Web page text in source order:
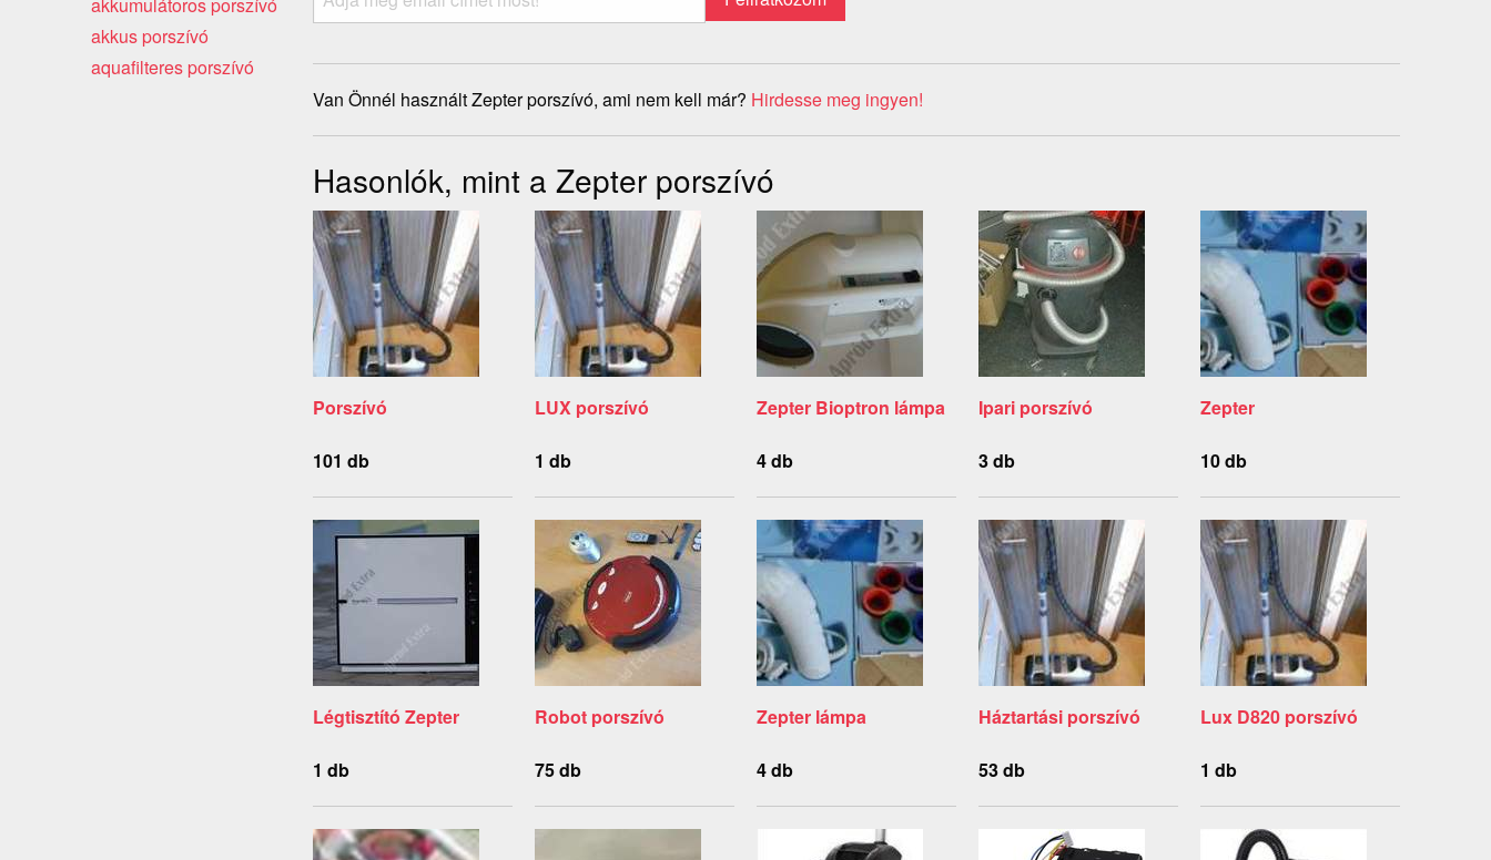
Van Önnél használt Zepter porszívó, ami nem kell már? Hirdesse meg ingyen!
Hasonlók, mint a Zepter porszívó
Porszívó
101 db
LUX porszívó
1 db
Zepter Bioptron lámpa
4 db
Ipari porszívó
3 db
Zepter
10 db
Légtisztító Zepter
1 db
Robot porszívó
75 db
Zepter lámpa
4 db
Háztartási porszívó
53 db
Lux D820 porszívó
1 db
akkus porszívó
aquafilteres porszívó